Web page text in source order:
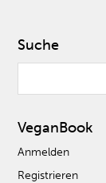
Suche
VeganBook
Anmelden
Registrieren